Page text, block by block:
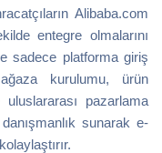
Alibaba.com
entegre olmalarını
sadece platforma giriş
kurulumu, ürün
pazarlama
sunarak e-